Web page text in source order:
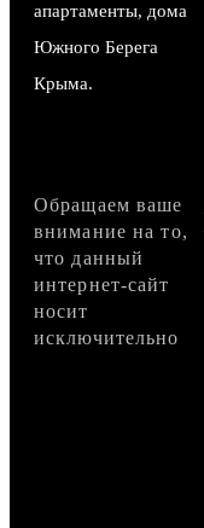
апартаменты, дома
Южного Берега
Крыма.
Обращаем ваше
внимание на то,
что данный
интернет-сайт
носит
исключительно